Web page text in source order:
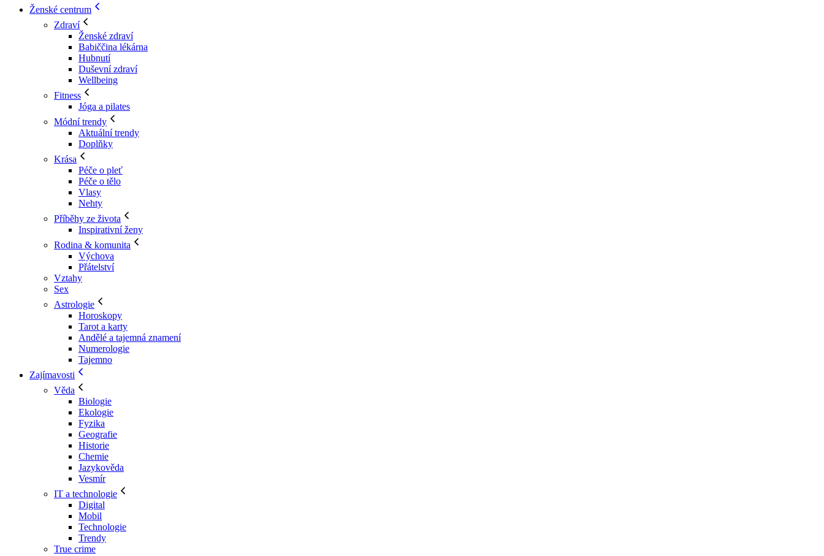
Ženské centrum
Zdraví
Ženské zdraví
Babiččina lékárna
Hubnutí
Duševní zdraví
Wellbeing
Fitness
Jóga a pilates
Módní trendy
Aktuální trendy
Doplňky
Krása
Péče o pleť
Péče o tělo
Vlasy
Nehty
Příběhy ze života
Inspirativní ženy
Rodina & komunita
Výchova
Přátelství
Vztahy
Sex
Astrologie
Horoskopy
Tarot a karty
Andělé a tajemná znamení
Numerologie
Tajemno
Zajímavosti
Věda
Biologie
Ekologie
Fyzika
Geografie
Historie
Chemie
Jazykověda
Vesmír
IT a technologie
Digital
Mobil
Technologie
Trendy
True crime